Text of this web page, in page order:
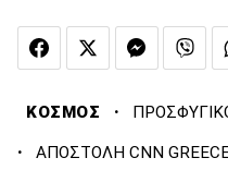
ΚΟΣΜΟΣ ·
· ΑΠΟΣΤΟΛΗ CNN